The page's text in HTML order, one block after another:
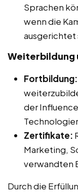
Sprachen
wenn die
ausgerichtet
Weiterbildung
Fortbildung:
der
Zertifikate:
Marketing,
verwandten
Durch die